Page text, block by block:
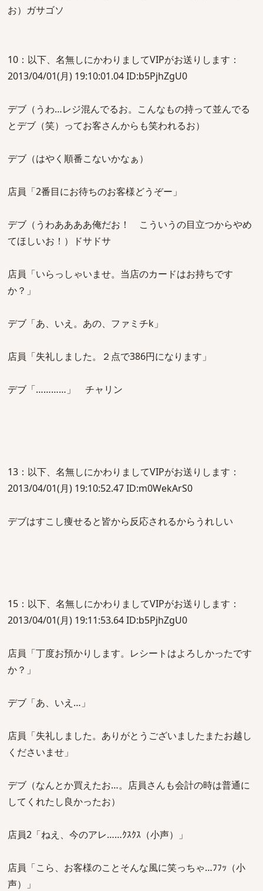
お）ガサゴソ
10：以下、名無しにかわりましてVIPがお送りします：
2013/04/01(月) 19:10:01.04 ID:b5PjhZgU0
デブ（うわ…レジ混んでるお。こんなもの持って並んでる
とデブ（笑）ってお客さんからも笑われるお）
デブ（はやく順番こないかなぁ）
店員「2番目にお待ちのお客様どうぞー」
デブ（うわああああ俺だお！ こういうの目立つからやめ
てほしいお！）ドサドサ
店員「いらっしゃいませ。当店のカードはお持ちです
か？」
デブ「あ、いえ。あの、ファミチk」
店員「失礼しました。２点で386円になります」
デブ「…………」 チャリン
13：以下、名無しにかわりましてVIPがお送りします：
2013/04/01(月) 19:10:52.47 ID:m0WekArS0
デブはすこし痩せると皆から反応されるからうれしい
15：以下、名無しにかわりましてVIPがお送りします：
2013/04/01(月) 19:11:53.64 ID:b5PjhZgU0
店員「丁度お預かりします。レシートはよろしかったです
か？」
デブ「あ、いえ…」
店員「失礼しました。ありがとうございましたまたお越し
くださいませ」
デブ（なんとか買えたお…。店員さんも会計の時は普通に
してくれたし良かったお）
店員2「ねえ、今のアレ……ｸｽｸｽ（小声）」
店員「こら、お客様のことそんな風に笑っちゃ…ﾌﾌｯ（小
声）」